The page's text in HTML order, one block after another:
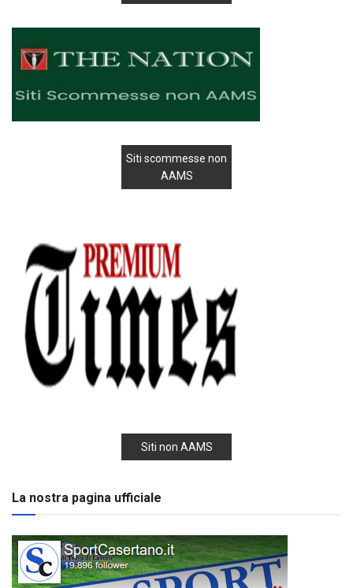
Siti scommesse non
AAMS
Siti non AAMS
La nostra pagina ufficiale